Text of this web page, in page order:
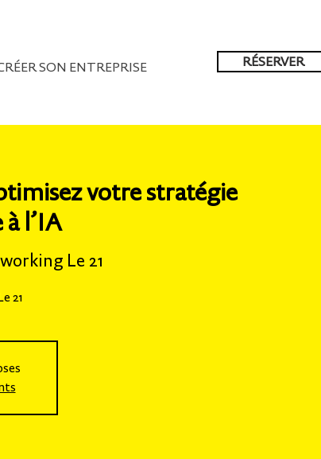
SON ENTREPRISE RÉSERVER
votre stratégie
l’IA
Le 21
21